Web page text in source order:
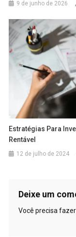
9 de junho de 2026
Estratégias Para
Rentável
12 de julho de 2024
Deixe um
Você precisa